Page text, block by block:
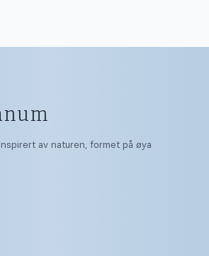
av naturen, formet på øya